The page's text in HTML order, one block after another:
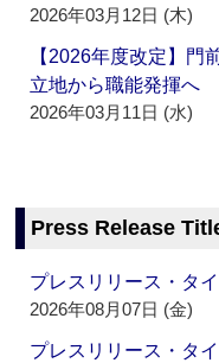
2026年03月12日 (木)
【2026年度改定】門
立地から職能発揮へ
2026年03月11日 (水)
Press Release
プレスリリース・タ
2026年08月07日 (金)
プレスリリース・タ